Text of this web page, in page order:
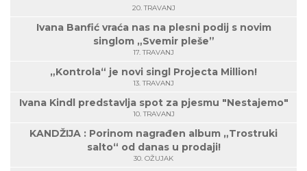
20. TRAVANJ
Ivana Banfić vraća nas na plesni podij s novim
singlom „Svemir pleše”
17. TRAVANJ
„Kontrola“ je novi singl Projecta Million!
13. TRAVANJ
Ivana Kindl predstavlja spot za pjesmu "Nestajemo"
10. TRAVANJ
KANDŽIJA : Porinom nagrađen album „Trostruki
salto“ od danas u prodaji!
30. OŽUJAK